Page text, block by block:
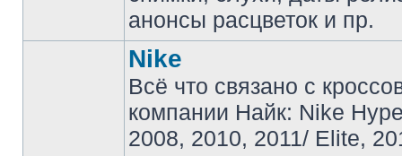
анонсы расцветок и пр.
Nike
Всё что связано с
компании Найк: Nike
2008, 2010, 2011/ Elite,